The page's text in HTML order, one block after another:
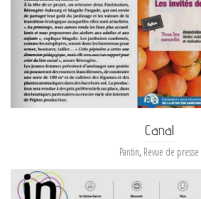
Canal
Pantin, Revue de presse